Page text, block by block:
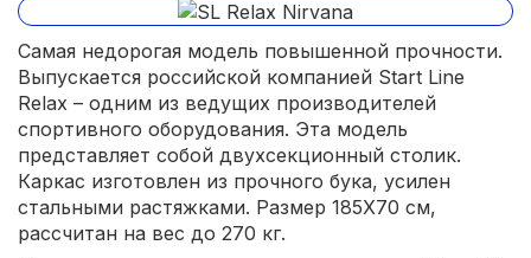
Самая недорогая модель повышенной прочности.
Выпускается российской компанией Start Line
Relax – одним из ведущих производителей
спортивного оборудования. Эта модель
представляет собой двухсекционный столик.
Каркас изготовлен из прочного бука, усилен
стальными растяжками. Размер 185X70 см,
рассчитан на вес до 270 кг.